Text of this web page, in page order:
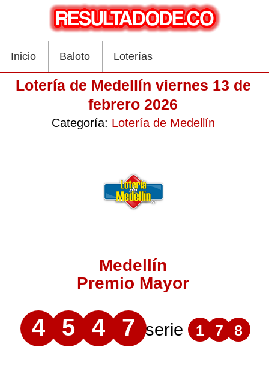
Inicio Baloto Loterías
Lotería de Medellín viernes 13 de
febrero 2026
Categoría: Lotería de Medellín
Medellín
Premio Mayor
4 5 4 7 serie 1 7 8